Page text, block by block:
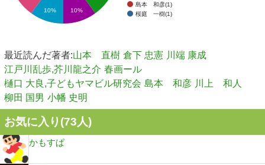
島本 和彦(1)
桜庭 一樹(1)
10% 10%
最近読んだ著者:山本 直樹 倉下 忠憲 川端 康成
江戸川乱歩,芥川龍之介 春画ール
樋口 大良,子どもヤマビル研究会 島本 和彦 川上 和人
柳田 国男 小幡 史明
お気に入り(73人)
かもすぱ